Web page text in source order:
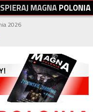
SPIERAJMAGNAPOLONIA
2026